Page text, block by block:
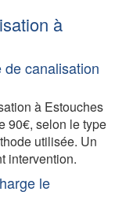
à
canalisation
à Estouches
90€, selon le type
utilisée. Un
intervention.
le